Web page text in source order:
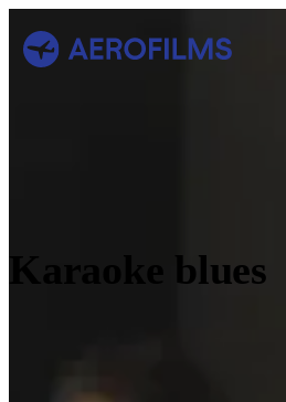
Přejít na úvodní stránku
Karaoke blues